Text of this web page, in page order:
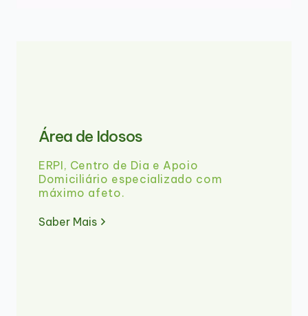
Área de Idosos
ERPI, Centro de Dia e Apoio
Domiciliário especializado com
máximo afeto.
Saber Mais